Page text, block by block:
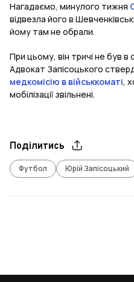
Нагадаємо, минулого тижня
відвезла його в
йому там не обрали.
При цьому, він тричі не був в
Адвокат Запісоцького
медкомісію в військкоматі,
мобілізації звільнені.
Поділитись
Футбол Юрій Запісоцький